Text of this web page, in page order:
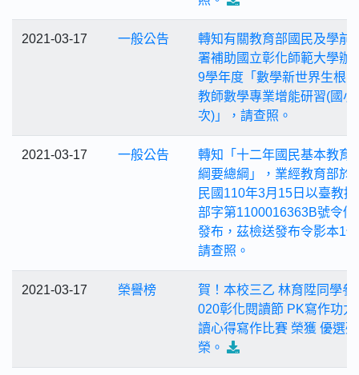
2021-03-17 一般公告
轉知有關教育部國民及學前
署補助國立彰化師範大學辦
9學年度「數學新世界生根
教師數學專業增能研習(國小
次)」，請查照。
2021-03-17 一般公告
轉知「十二年國民基本教育
綱要總綱」，業經教育部於
民國110年3月15日以臺教授
部字第1100016363B號令修
發布，茲檢送發布令影本1
請查照。
2021-03-17 榮譽榜
賀！本校三乙 林育陞同學參
020彰化閱讀節 PK寫作功力
讀心得寫作比賽 榮獲 優選殊
榮。